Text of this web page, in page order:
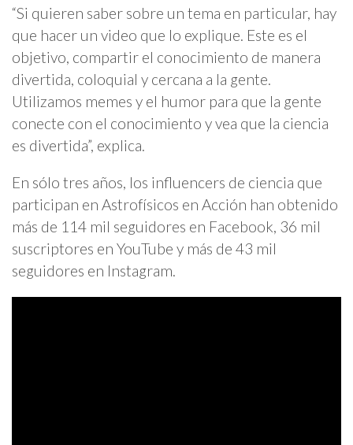
“Si quieren saber sobre un tema en particular, hay
que hacer un video que lo explique. Este es el
objetivo, compartir el conocimiento de manera
divertida, coloquial y cercana a la gente.
Utilizamos memes y el humor para que la gente
conecte con el conocimiento y vea que la ciencia
es divertida”, explica.
En sólo tres años, los influencers de ciencia que
participan en Astrofísicos en Acción han obtenido
más de 114 mil seguidores en Facebook, 36 mil
suscriptores en YouTube y más de 43 mil
seguidores en Instagram.